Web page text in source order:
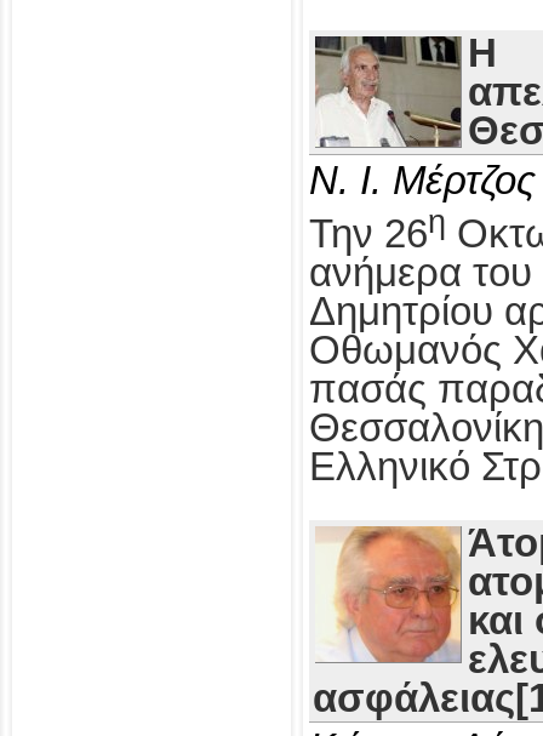
Η
Ν. Ι. Μέρτζος
Την 26η
ανήμερα του
Δημητρίου
Οθωμανός
πασάς
Ελληνικό